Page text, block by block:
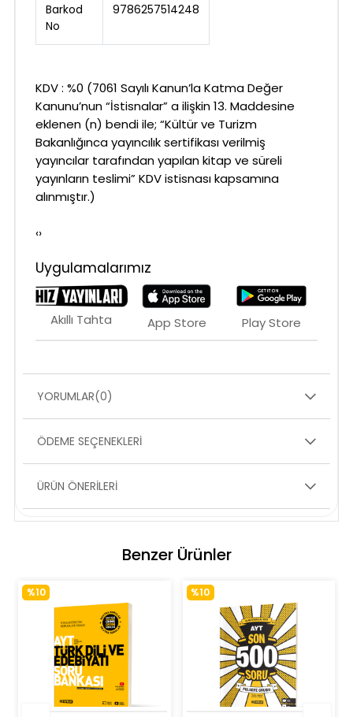
Barkod
No
9786257514248
KDV : %0 (7061 Sayılı Kanun’la Katma Değer
Kanunu’nun “İstisnalar” a ilişkin 13. Maddesine
eklenen (n) bendi ile; “Kültür ve Turizm
Bakanlığınca yayıncılık sertifikası verilmiş
yayıncılar tarafından yapılan kitap ve süreli
yayınların teslimi” KDV istisnası kapsamına
alınmıştır.)
‹›
Uygulamalarımız
Akıllı Tahta App Store Play Store
YORUMLAR(0)
ÖDEME SEÇENEKLERI
ÜRÜN ÖNERILERI
Benzer Ürünler
%10 %10